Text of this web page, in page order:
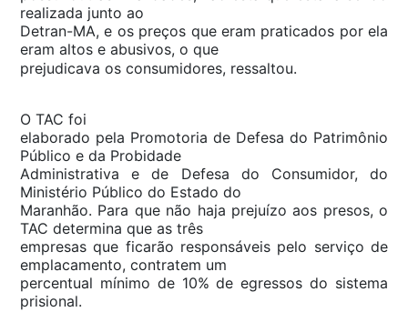
realizada junto ao
Detran-MA, e os preços que eram praticados por ela
eram altos e abusivos, o que
prejudicava os consumidores, ressaltou.
O TAC foi
elaborado pela Promotoria de Defesa do Patrimônio
Público e da Probidade
Administrativa e de Defesa do Consumidor, do
Ministério Público do Estado do
Maranhão. Para que não haja prejuízo aos presos, o
TAC determina que as três
empresas que ficarão responsáveis pelo serviço de
emplacamento, contratem um
percentual mínimo de 10% de egressos do sistema
prisional.